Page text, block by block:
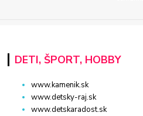
DETI, ŠPORT, HOBBY
www.kamenik.sk
www.detsky-raj.sk
www.detskaradost.sk